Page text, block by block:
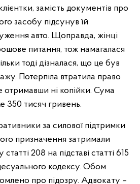
замість документів про
засобу підсунув їй
авто. Щоправда, жінці
питання, тож намагалася
тоді дізналася, що це був
Потерпіла втратила право
отримавши ні копійки. Сума
350 тисяч гривень.
за силової підтримки
призначення затримали
208 на підставі статті 615
кодексу. Обом
про підозру. Адвокату –